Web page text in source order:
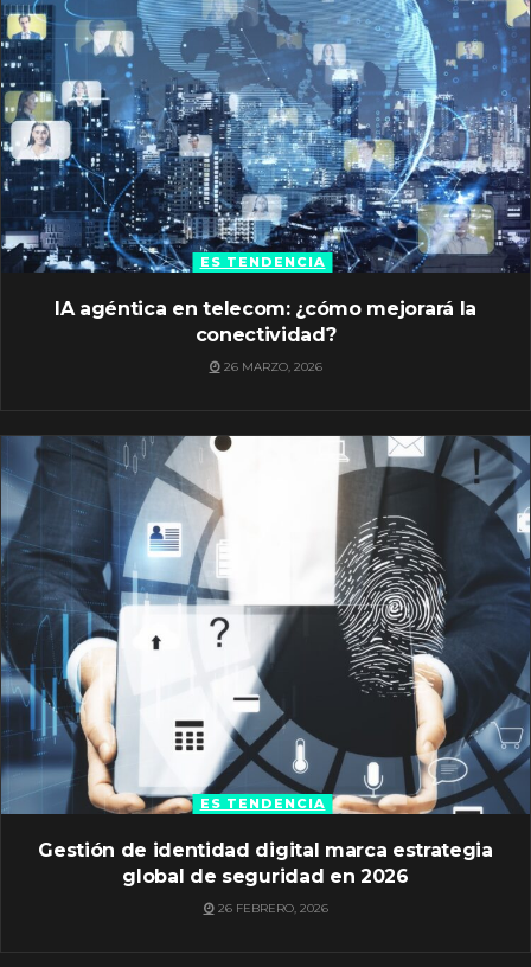
ES TENDENCIA
IA agéntica en telecom: ¿cómo mejorará la
conectividad?
26 MARZO, 2026
ES TENDENCIA
Gestión de identidad digital marca estrategia
global de seguridad en 2026
26 FEBRERO, 2026